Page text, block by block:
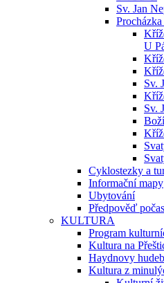
Sv. Jan
U
Sv.
Sv.
Cyklostezky a
Informační mapy
Ubytování
Předpověď
KULTURA
Program
Kultura na
Haydnovy
Kultura z